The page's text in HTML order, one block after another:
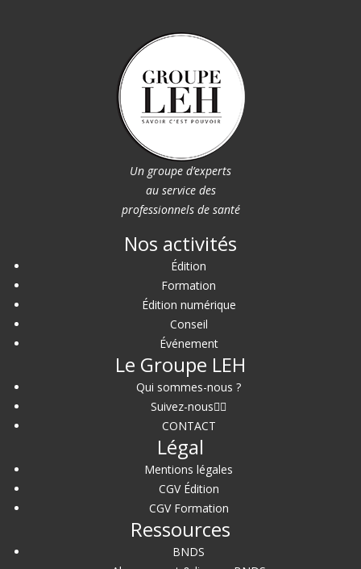
Un groupe d’experts
au service des
professionnels de santé
Nos activités
Édition
Formation
Édition numérique
Conseil
Événement
Le Groupe LEH
Qui sommes-nous ?
Suivez-nous
CONTACT
Légal
Mentions légales
CGV Édition
CGV Formation
Ressources
BNDS